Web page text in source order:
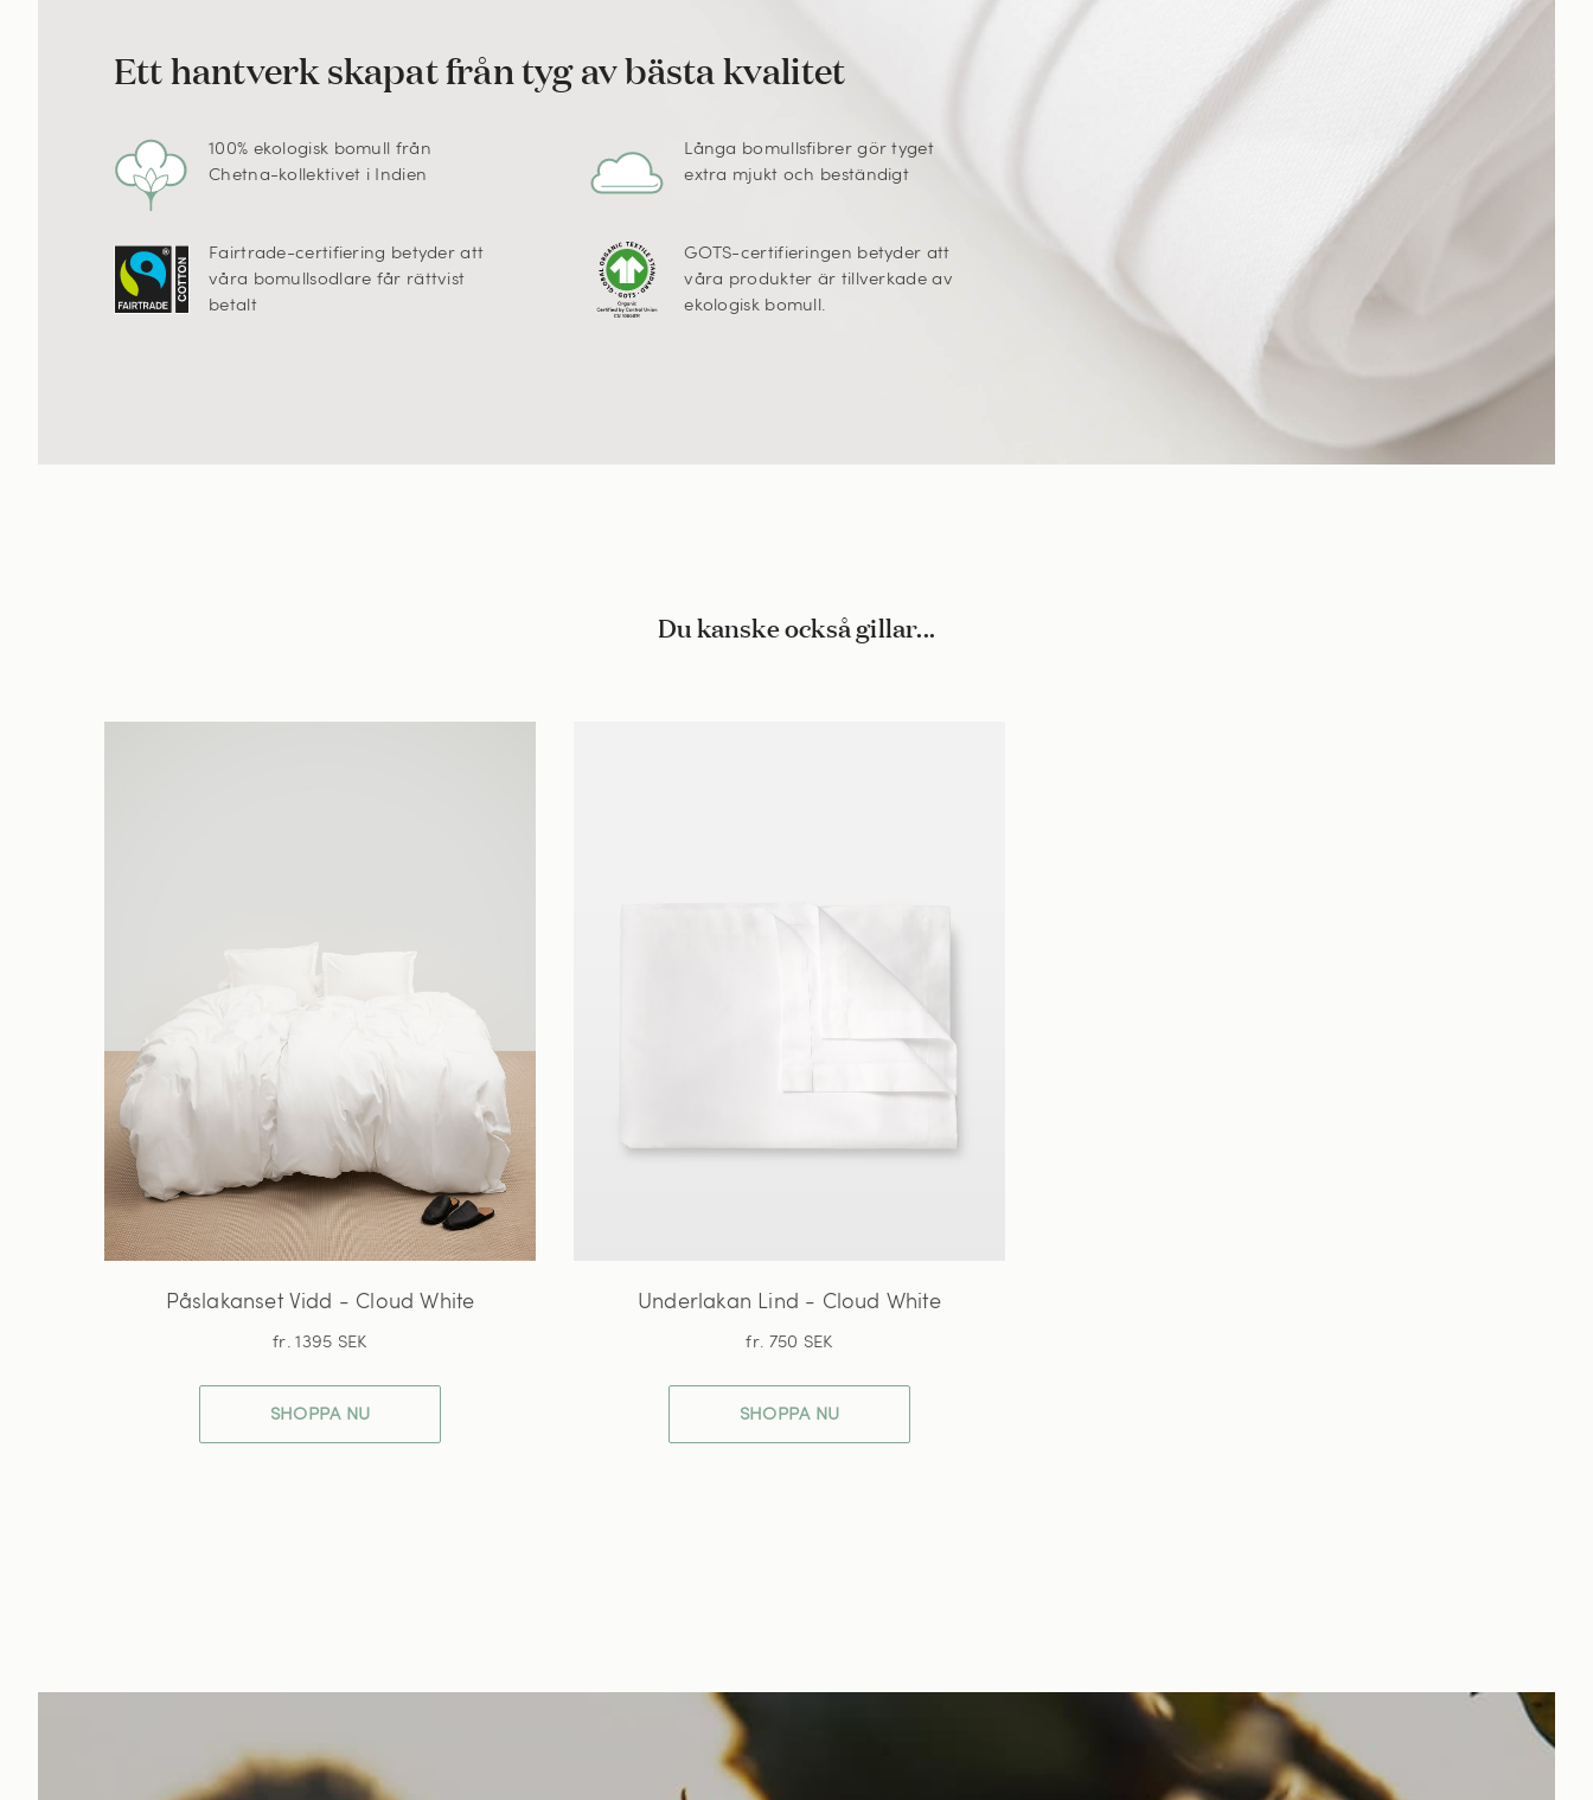
Ett hantverk skapat från tyg av bästa kvalitet
100% ekologisk bomull från
Chetna-kollektivet i Indien
Fairtrade-certifiering betyder att
våra bomullsodlare får rättvist
betalt
Långa bomullsfibrer gör tyget
extra mjukt och beständigt
GOTS-certifieringen betyder att
våra produkter är tillverkade av
ekologisk bomull.
Du kanske också gillar...
Påslakanset Vidd - Cloud White
fr. 1395 SEK
SHOPPA NU
Underlakan Lind - Cloud White
fr. 750 SEK
SHOPPA NU